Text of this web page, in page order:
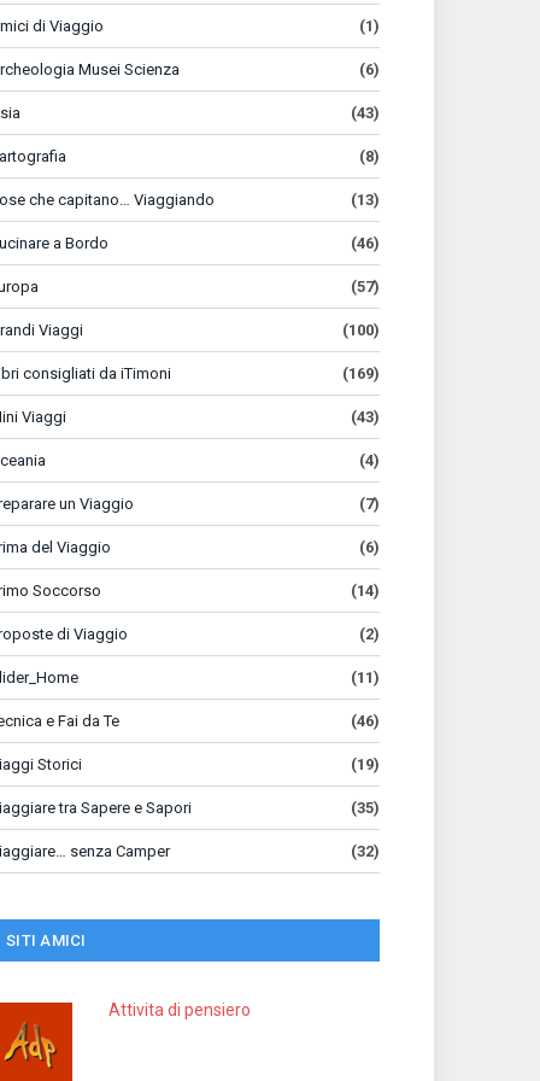
di Viaggio (1)
Musei Scienza (6)
(43)
(8)
che capitano… Viaggiando (13)
a Bordo (46)
(57)
Viaggi (100)
consigliati da iTimoni (169)
Viaggi (43)
(4)
un Viaggio (7)
del Viaggio (6)
Soccorso (14)
di Viaggio (2)
(11)
e Fai da Te (46)
Storici (19)
tra Sapere e Sapori (35)
senza Camper (32)
SITI AMICI
Attivita di pensiero